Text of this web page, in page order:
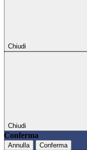
Chiudi
Chiudi
Conferma
Annulla Conferma